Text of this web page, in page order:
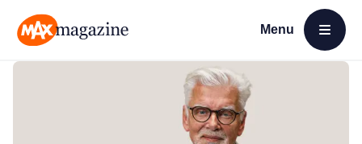
Menu
Open menu